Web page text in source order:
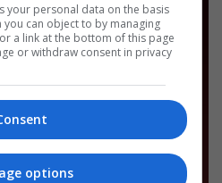
your personal data on the basis
can object to by managing
a link at the bottom of this page
or withdraw consent in privacy
options